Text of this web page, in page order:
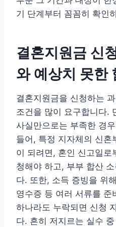
기 단계부터 꼼꼼히 확인
결혼지원금 신
와 예상치 못한
결혼지원금을 신청하는
조건을 많이 요구합니다.
사실만으로는 부족한 경
들어, 특정 지자체의 신
이 되려면, 혼인 신고일로
청해야 하고, 부부 합산
다. 또한, 소득 증빙을 위
영수증 등 여러 서류를 준
하나라도 누락되면 신청
다. 흔히 저지르는 실수